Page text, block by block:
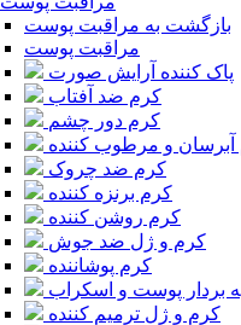
بازگشت به مراقبت پوست
مراقبت پوست
پاک کننده آرایش صورت
کرم ضد آفتاب
کرم دور چشم
آبرسان و مرطوب کننده
کرم ضد چروک
کرم برنزه کننده
کرم روشن کننده
کرم و ژل ضد جوش
کرم پوشاننده
بردار پوست و اسکراب
کرم و ژل ترمیم کننده